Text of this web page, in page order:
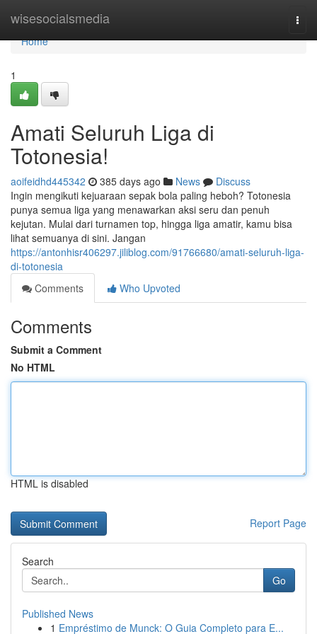
wisesocialsmedia
Home
Home
1
Amati Seluruh Liga di
Totonesia!
aoifeidhd445342 385 days ago News
Discuss
Ingin mengikuti kejuaraan sepak bola paling heboh? Totonesia
punya semua liga yang menawarkan aksi seru dan penuh
kejutan. Mulai dari turnamen top, hingga liga amatir, kamu bisa
lihat semuanya di sini. Jangan
https://antonhisr406297.jiliblog.com/91766680/amati-seluruh-liga-
di-totonesia
Comments
Who Upvoted
Comments
Submit a Comment
No HTML
HTML is disabled
Report Page
Search
Go
Published News
1 Empréstimo de Munck: O Guia Completo para E...